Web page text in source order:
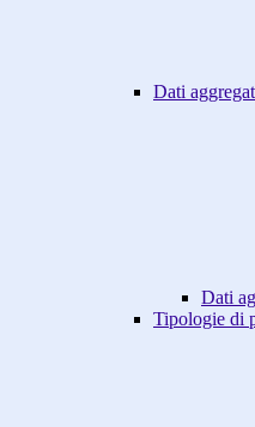
Dati
Dati
Tipologie di